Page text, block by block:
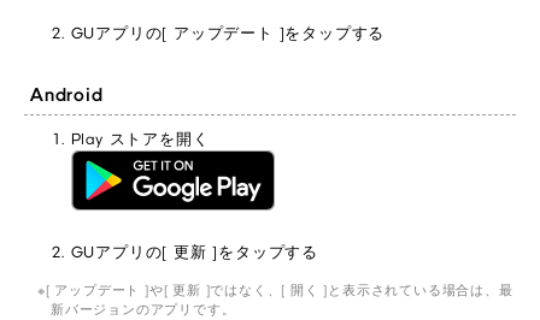
GUアプリの[ アップデート ]をタップする
Android
Play ストアを開く
GUアプリの[ 更新 ]をタップする
[ アップデート ]や[ 更新 ]ではなく、[ 開く ]と表示されている場合は、最
新バージョンのアプリです。